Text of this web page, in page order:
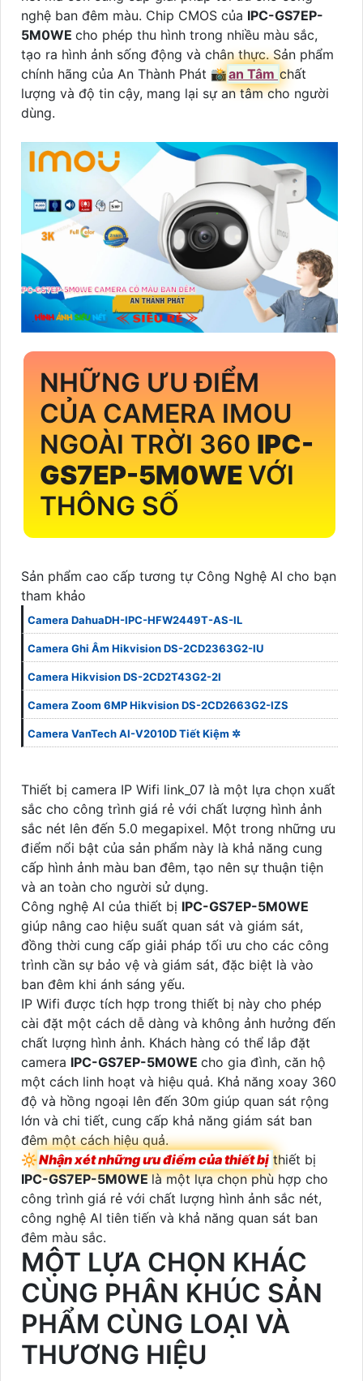
nghệ ban đêm màu. Chip CMOS của IPC-GS7EP-
5M0WE cho phép thu hình trong nhiều màu sắc,
tạo ra hình ảnh sống động và chân thực. Sản phẩm
chính hãng của An Thành Phát 📸an Tâm chất
lượng và độ tin cậy, mang lại sự an tâm cho người
dùng.
NHỮNG ƯU ĐIỂM
CỦA CAMERA IMOU
NGOÀI TRỜI 360 IPC-
GS7EP-5M0WE VỚI
THÔNG SỐ
Sản phẩm cao cấp tương tự Công Nghệ AI cho bạn
tham khảo
Camera DahuaDH-IPC-HFW2449T-AS-IL
Camera Ghi Âm Hikvision DS-2CD2363G2-IU
Camera Hikvision DS-2CD2T43G2-2I
Camera Zoom 6MP Hikvision DS-2CD2663G2-IZS
Camera VanTech AI-V2010D Tiết Kiệm ✲
Thiết bị camera IP Wifi link_07 là một lựa chọn xuất
sắc cho công trình giá rẻ với chất lượng hình ảnh
sắc nét lên đến 5.0 megapixel. Một trong những ưu
điểm nổi bật của sản phẩm này là khả năng cung
cấp hình ảnh màu ban đêm, tạo nên sự thuận tiện
và an toàn cho người sử dụng.
Công nghệ AI của thiết bị IPC-GS7EP-5M0WE
giúp nâng cao hiệu suất quan sát và giám sát,
đồng thời cung cấp giải pháp tối ưu cho các công
trình cần sự bảo vệ và giám sát, đặc biệt là vào
ban đêm khi ánh sáng yếu.
IP Wifi được tích hợp trong thiết bị này cho phép
cài đặt một cách dễ dàng và không ảnh hưởng đến
chất lượng hình ảnh. Khách hàng có thể lắp đặt
camera IPC-GS7EP-5M0WE cho gia đình, căn hộ
một cách linh hoạt và hiệu quả. Khả năng xoay 360
độ và hồng ngoại lên đến 30m giúp quan sát rộng
lớn và chi tiết, cung cấp khả năng giám sát ban
đêm một cách hiệu quả.
🔆Nhận xét những ưu điểm của thiết bị thiết bị
IPC-GS7EP-5M0WElà một lựa chọn phù hợp cho
công trình giá rẻ với chất lượng hình ảnh sắc nét,
công nghệ AI tiên tiến và khả năng quan sát ban
đêm màu sắc.
MỘT LỰA CHỌN KHÁC
CÙNG PHÂN KHÚC SẢN
PHẨM CÙNG LOẠI VÀ
THƯƠNG HIỆU